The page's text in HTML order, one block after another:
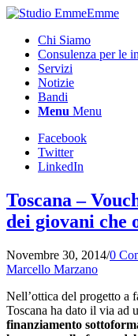
Chi Siamo
Consulenza per le
Servizi
Notizie
Bandi
Menu Menu
Facebook
Twitter
LinkedIn
Toscana –
dei giovani che
Novembre 30, 2014/0
Marcello Marzano
Nell’ottica del progetto a
Toscana ha dato il via ad
finanziamento